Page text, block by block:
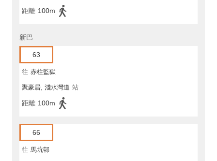
距離 100m
新巴
63
往 赤柱監獄
聚豪居, 淺水灣道 站
距離 100m
66
往 馬坑邨